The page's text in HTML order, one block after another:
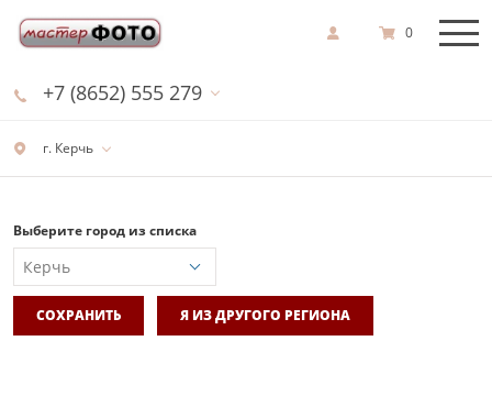
г. Керчь
+7 (8652) 555 279
0
Выберите город из списка
СОХРАНИТЬ Я ИЗ ДРУГОГО РЕГИОНА